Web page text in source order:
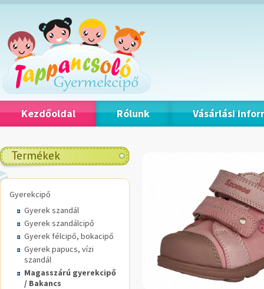
Kezdőoldal Rólunk Vásárlási
Termékek
Gyerekcipő
Gyerek szandál
Gyerek szandálcipő
Gyerek félcipő, bokacipő
Gyerek papucs, vízi
szandál
Magasszárú gyerekcipő
/ Bakancs